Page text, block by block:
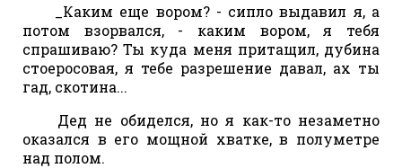
_Каким еще вором? - сипло выдавил я, а
потом взорвался, - каким вором, я тебя
спрашиваю? Ты куда меня притащил, дубина
стоеросовая, я тебе разрешение давал, ах ты
гад, скотина...
Дед не обиделся, но я как-то незаметно
оказался в его мощной хватке, в полуметре
над полом.